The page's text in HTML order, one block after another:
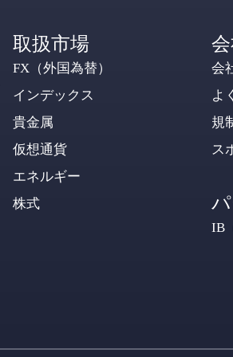
取扱市場
FX（外国為替）
インデックス
貴金属
仮想通貨
エネルギー
株式
会
よ
規
ス
IB